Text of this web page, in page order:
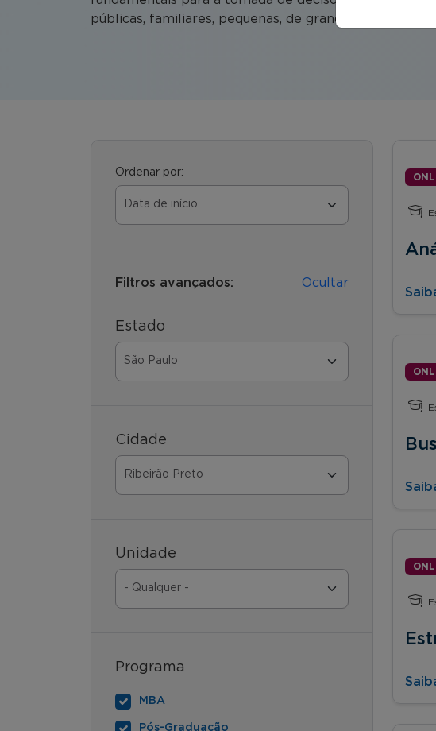
públicas, familiares, pequenas, de grande porte, start
Ordenar por:
Filtros avançados: Ocultar
Estado
Cidade
Unidade
Programa
MBA
Pós-Graduação